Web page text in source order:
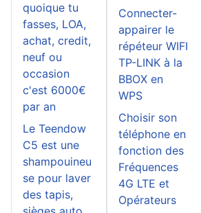
quoique tu
fasses, LOA,
achat, credit,
neuf ou
occasion
c'est 6000€
par an
Le Teendow
C5 est une
shampouineu
se pour laver
des tapis,
Connecter-
appairer le
répéteur WIFI
TP-LINK à la
BBOX en
WPS
Choisir son
téléphone en
fonction des
Fréquences
4G LTE et
Opérateurs